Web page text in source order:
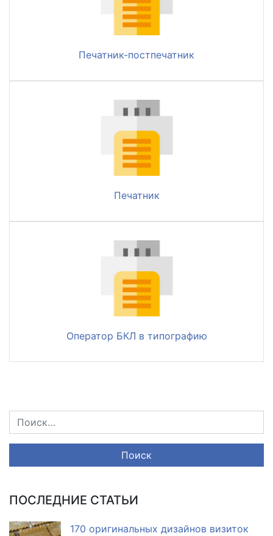
Печатник-постпечатник
Печатник
Оператор БКЛ в типографию
ПОСЛЕДНИЕ СТАТЬИ
170 оригинальных дизайнов визиток